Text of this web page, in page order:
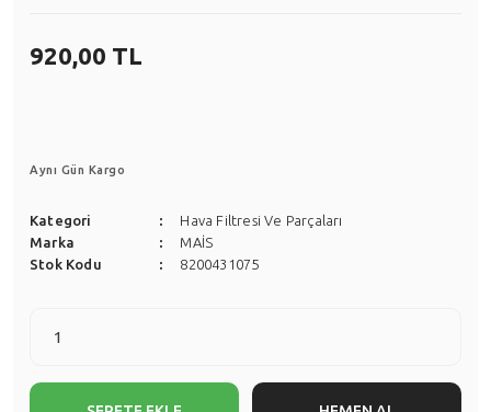
920,00 TL
Aynı Gün Kargo
Kategori
Hava Filtresi Ve Parçaları
Marka
MAİS
Stok Kodu
8200431075